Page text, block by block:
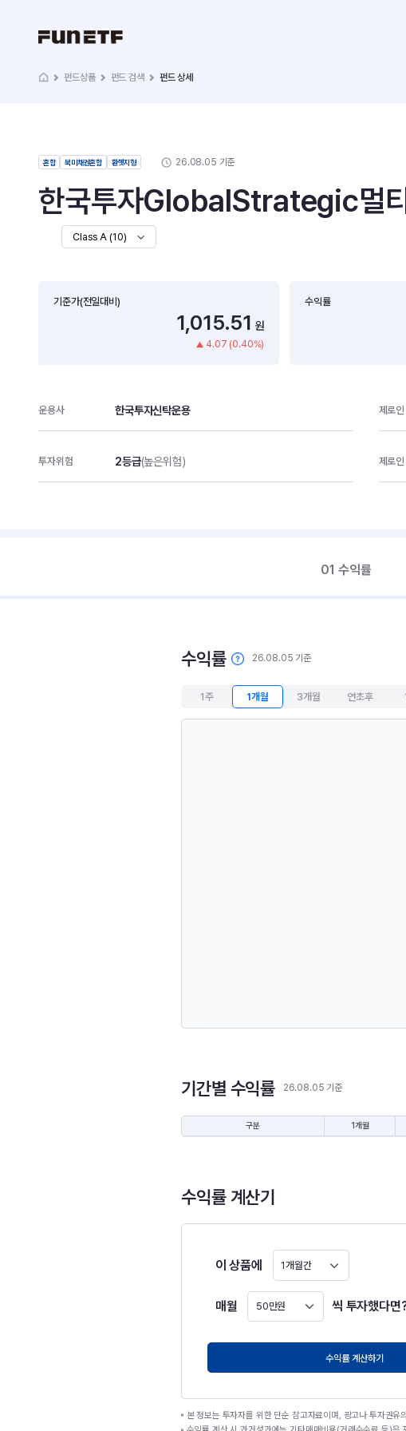
펀드상품 펀드 검색 펀드 상세
혼합 북미채권혼합 환헷지형 26.08.05 기준
한국투자GlobalStrategic멀
Class A (10)
기준가(전일대비)
1,015.51 원
4.07 (0.40%)
수익률
운용사 한국투자신탁운용 제로
투자위험 2등급(높은위험) 제로
01 수익률
수익률 26.08.05 기준
1주 1개월 3개월 연초후
기간별 수익률 26.08.05 기준
구분 1개월
수익률 계산기
이 상품에 1개월간
매월 50만원 원 씩 투자했다면
수익률 계산하기
본 정보는 투자자를 위한 단순 참고자료이며, 광고나 투자권유